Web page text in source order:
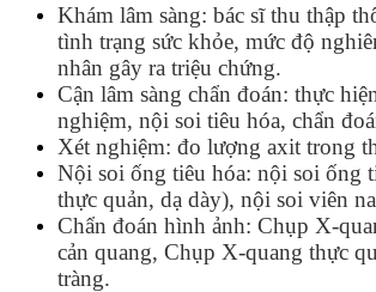
Khám lâm sàng: bác sĩ thu thập
tình trạng sức khỏe, mức độ
nhân gây ra triệu chứng.
Cận lâm sàng chẩn đoán: thực
nghiệm, nội soi tiêu hóa, chẩn
Xét nghiệm: đo lượng axit trong
Nội soi ống tiêu hóa: nội soi ống
thực quản, dạ dày), nội soi viên
Chẩn đoán hình ảnh: Chụp X-
cản quang, Chụp X-quang thực
tràng.